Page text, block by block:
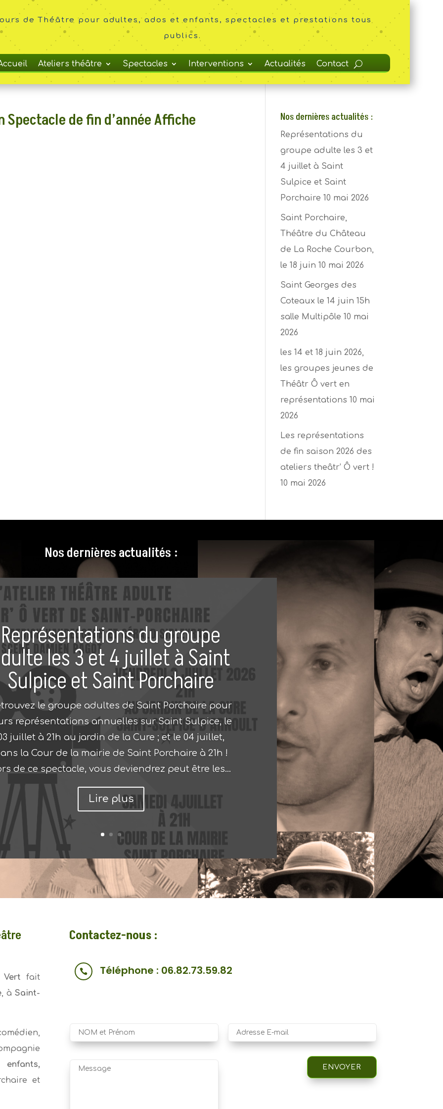
de Théâtre pour adultes, ados et enfants, spectacles et prestations tous
publics.
Ateliers théâtre Spectacles Interventions Actualités Contact
de fin d’année Affiche Nos dernières actualités :
Représentations du
groupe adulte les 3 et
4 juillet à Saint
Sulpice et Saint
Porchaire 10 mai 2026
Saint Porchaire,
Théâtre du Château
de La Roche Courbon,
le 18 juin 10 mai 2026
Saint Georges des
Coteaux le 14 juin 15h
salle Multipôle 10 mai
2026
les 14 et 18 juin 2026,
les groupes jeunes de
Théâtr Ô vert en
représentations 10 mai
2026
Les représentations
de fin saison 2026 des
ateliers theâtr’ Ô vert !
10 mai 2026
Nos dernières actualités :
Représentations du groupe
les 3 et 4 juillet à Saint
Sulpice et Saint Porchaire
le groupe adultes de Saint Porchaire pour
représentations annuelles sur Saint Sulpice, le
juillet à 21h au jardin de la Cure ; et le 04 juillet,
la Cour de la mairie de Saint Porchaire à 21h !
de ce spectacle, vous deviendrez peut être les...
Lire plus
Vert fait
, à Saint-
et
Contactez-nous :
 Téléphone : 06.82.73.59.82
ENVOYER